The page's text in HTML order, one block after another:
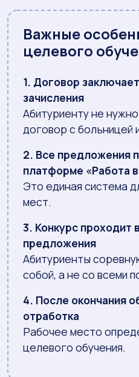
Важные
целевого
1. Договор
зачисления
Абитуриенту не
договор с больницей
2. Все предложения
платформе «Работа
Это единая система
мест.
3. Конкурс проходит
предложения
Абитуриенты
собой, а не со всеми
4. После окончания
отработка
Рабочее место
целевого обучения.